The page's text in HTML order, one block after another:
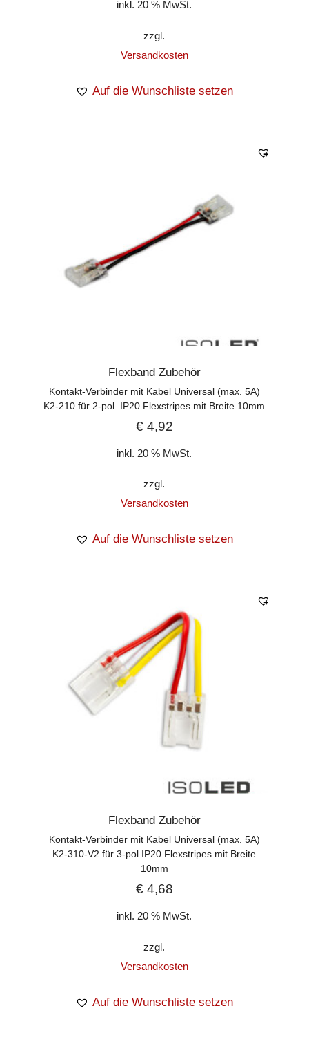
inkl. 20 % MwSt.
zzgl.
Versandkosten
Auf die Wunschliste setzen
Flexband Zubehör
Kontakt-Verbinder mit Kabel Universal (max. 5A)
K2-210 für 2-pol. IP20 Flexstripes mit Breite 10mm
€4,92
inkl. 20 % MwSt.
zzgl.
Versandkosten
Auf die Wunschliste setzen
Flexband Zubehör
Kontakt-Verbinder mit Kabel Universal (max. 5A)
K2-310-V2 für 3-pol IP20 Flexstripes mit Breite
10mm
€4,68
inkl. 20 % MwSt.
zzgl.
Versandkosten
Auf die Wunschliste setzen